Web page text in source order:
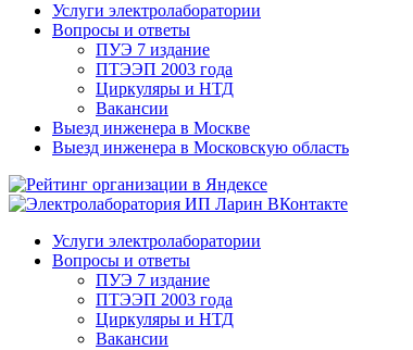
Услуги электролаборатории
Вопросы и ответы
ПУЭ 7 издание
ПТЭЭП 2003 года
Циркуляры и НТД
Вакансии
Выезд инженера в Москве
Выезд инженера в Московскую область
Услуги электролаборатории
Вопросы и ответы
ПУЭ 7 издание
ПТЭЭП 2003 года
Циркуляры и НТД
Вакансии